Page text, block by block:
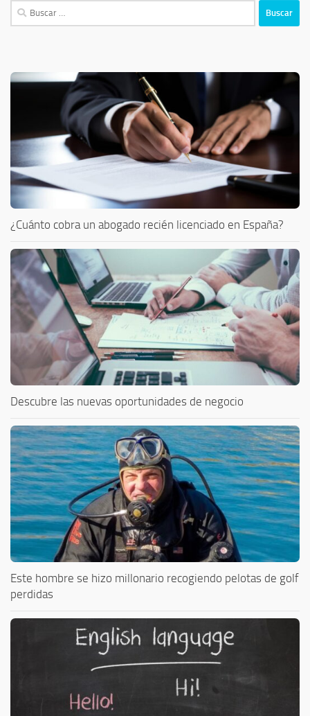
Buscar:
¿Cuánto cobra un abogado recién licenciado en España?
Descubre las nuevas oportunidades de negocio
Este hombre se hizo millonario recogiendo pelotas de golf
perdidas